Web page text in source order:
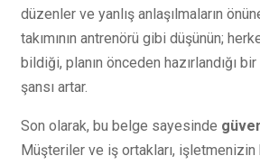
düzenler ve yanlış anlaşılmaların
takımının antrenörü gibi düşünün;
bildiği, planın önceden hazırlandığı
şansı artar.
Son olarak, bu belge sayesinde
Müşteriler ve iş ortakları, işletmenizin